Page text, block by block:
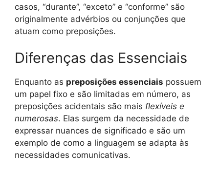
casos, “durante”, “exceto” e “conforme” são
originalmente advérbios ou conjunções que
atuam como preposições.
Diferenças das Essenciais
Enquanto as preposições essenciais possuem
um papel fixo e são limitadas em número, as
preposições acidentais são mais flexíveis e
numerosas. Elas surgem da necessidade de
expressar nuances de significado e são um
exemplo de como a linguagem se adapta às
necessidades comunicativas.